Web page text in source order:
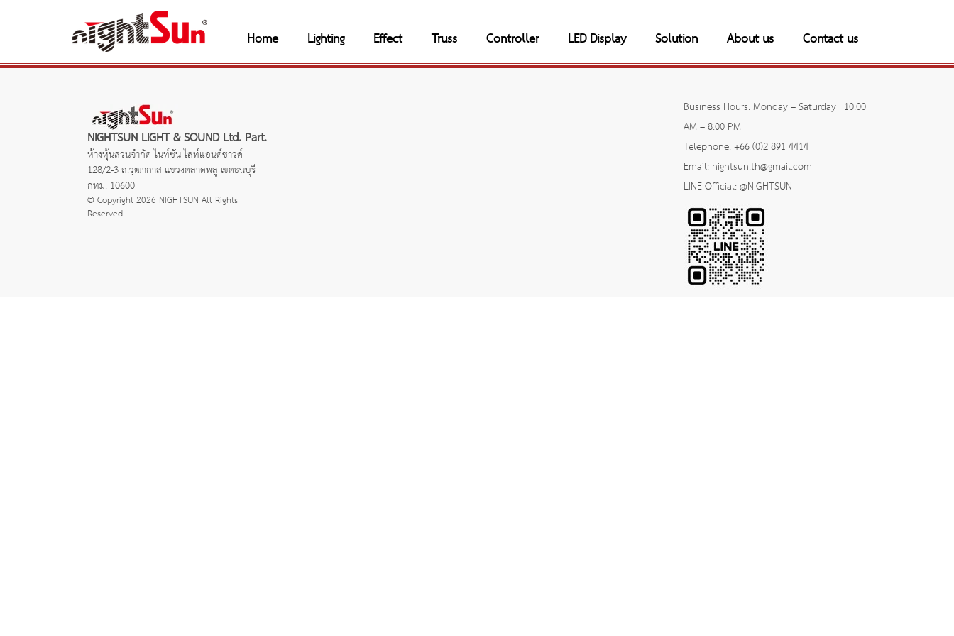
Home Lighting Effect Truss Controller LED Display Solution About us Contact us
NIGHTSUN LIGHT & SOUND Ltd. Part.
ห้างหุ้นส่วนจำกัด ไนท์ซัน ไลท์แอนด์ซาวด์
128/2-3 ถ.วุฒากาส แขวงตลาดพลู เขตธนบุรี
กทม. 10600
© Copyright 2026 NIGHTSUN All Rights
Reserved
Business Hours: Monday – Saturday | 10:00
AM – 8:00 PM
Telephone: +66 (0)2 891 4414
Email: nightsun.th@gmail.com
LINE Official: @NIGHTSUN